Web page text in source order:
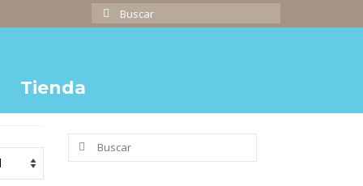
Buscar
por:
Tienda
Buscar